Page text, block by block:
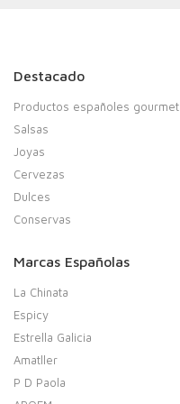
Destacado
Productos españoles gourmet
Salsas
Joyas
Cervezas
Dulces
Conservas
Marcas Españolas
La Chinata
Espicy
Estrella Galicia
Amatller
P D Paola